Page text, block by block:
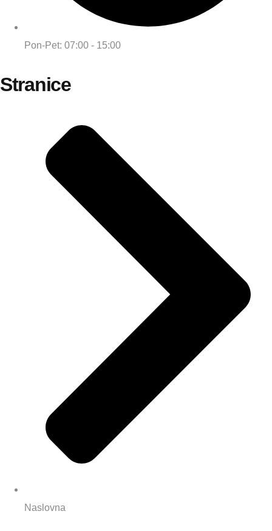
Pon-Pet: 07:00 - 15:00
Stranice
Naslovna